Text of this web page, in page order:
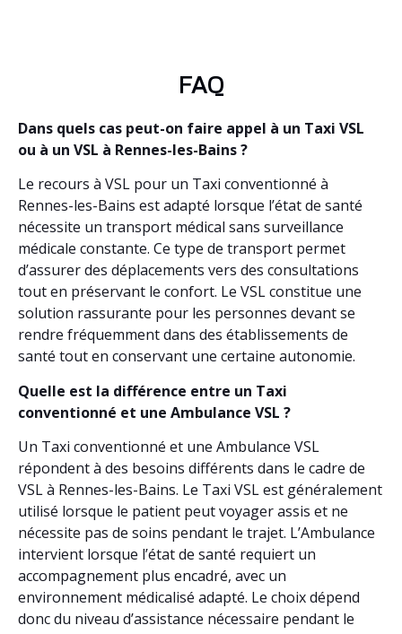
FAQ
Dans quels cas peut-on faire appel à un Taxi VSL
ou à un VSL à Rennes-les-Bains ?
Le recours à VSL pour un Taxi conventionné à
Rennes-les-Bains est adapté lorsque l’état de santé
nécessite un transport médical sans surveillance
médicale constante. Ce type de transport permet
d’assurer des déplacements vers des consultations
tout en préservant le confort. Le VSL constitue une
solution rassurante pour les personnes devant se
rendre fréquemment dans des établissements de
santé tout en conservant une certaine autonomie.
Quelle est la différence entre un Taxi
conventionné et une Ambulance VSL ?
Un Taxi conventionné et une Ambulance VSL
répondent à des besoins différents dans le cadre de
VSL à Rennes-les-Bains. Le Taxi VSL est généralement
utilisé lorsque le patient peut voyager assis et ne
nécessite pas de soins pendant le trajet. L’Ambulance
intervient lorsque l’état de santé requiert un
accompagnement plus encadré, avec un
environnement médicalisé adapté. Le choix dépend
donc du niveau d’assistance nécessaire pendant le